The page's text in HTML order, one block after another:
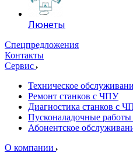
Люнеты
Спецпредложения
Контакты
Сервис
Техническое
Ремонт станков с ЧПУ
Диагностика станков с
Пусконаладочные
Абонентское
О компании